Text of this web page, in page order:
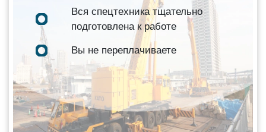
Вся спецтехника тщательно
подготовлена к работе
Вы не переплачиваете